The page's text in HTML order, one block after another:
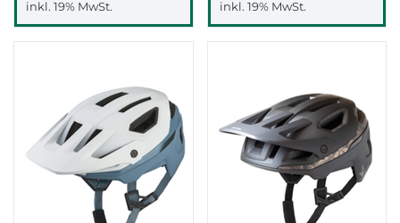
inkl. 19% MwSt. inkl. 19% MwSt.